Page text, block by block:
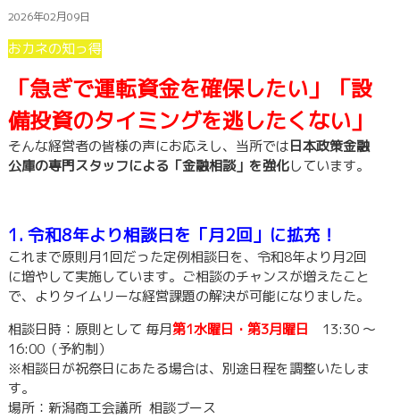
2026年02月09日
おカネの知っ得
「急ぎで運転資金を確保したい」「設
備投資のタイミングを逃したくない」
そんな経営者の皆様の声にお応えし、当所では日本政策金融
公庫の専門スタッフによる「金融相談」を強化しています。
1. 令和8年より相談日を「月2回」に拡充！
これまで原則月1回だった定例相談日を、令和8年より月2回
に増やして実施しています。ご相談のチャンスが増えたこと
で、よりタイムリーな経営課題の解決が可能になりました。
相談日時：原則として 毎月第1水曜日・第3月曜日 13:30 ～
16:00（予約制）
※相談日が祝祭日にあたる場合は、別途日程を調整いたしま
す。
場所：新潟商工会議所 相談ブース